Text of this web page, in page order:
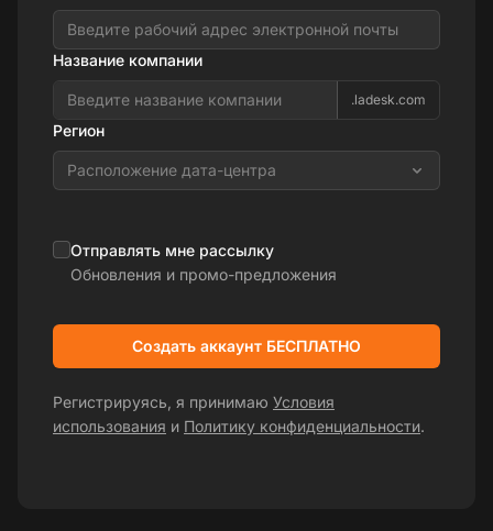
Название компании
.ladesk.com
Регион
Расположение дата-центра
Отправлять мне рассылку
Обновления и промо-предложения
Создать аккаунт БЕСПЛАТНО
Регистрируясь, я принимаю Условия
использования и Политику конфиденциальности.